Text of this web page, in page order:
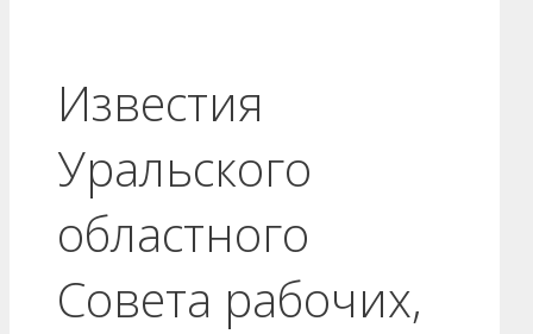
Известия
Уральского
областного
Совета рабочих,